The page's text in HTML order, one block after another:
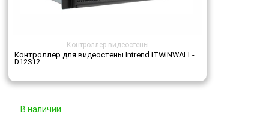
Контроллер видеостены
Контроллер для видеостены Intrend ITWINWALL-
D12S12
В наличии